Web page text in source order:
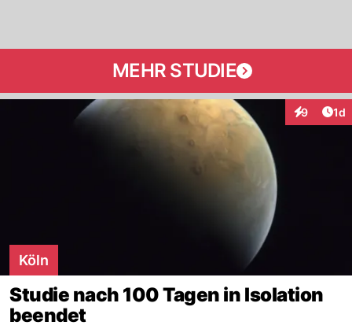
MEHR STUDIE
9 1d
Köln
Studie nach 100 Tagen in Isolation
beendet